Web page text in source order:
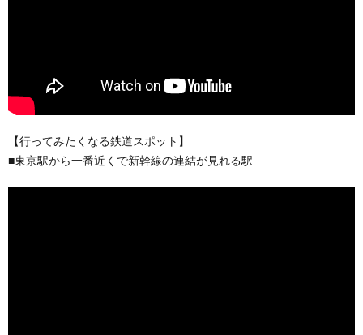
【行ってみたくなる鉄道スポット】
■東京駅から一番近くで新幹線の連結が見れる駅